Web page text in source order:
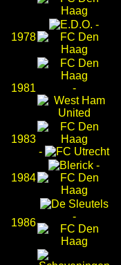
1978
-
1981 -
1983
-
1984
-
1986
-